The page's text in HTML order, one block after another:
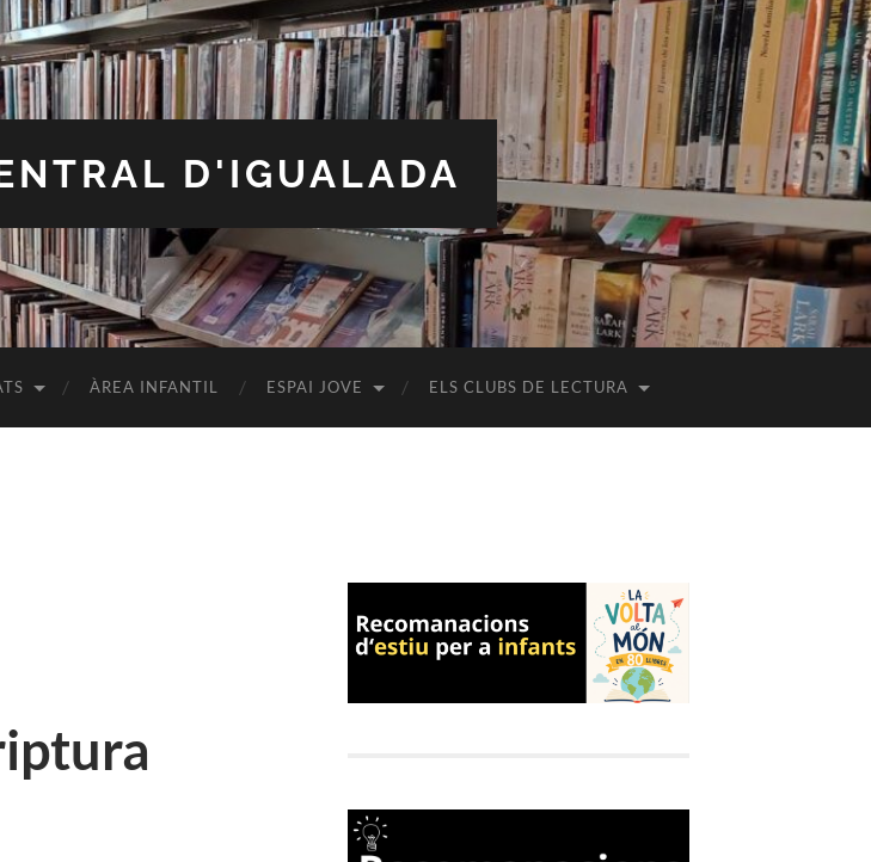
D'IGUALADA
ÀREA INFANTIL ESPAI JOVE ELS CLUBS DE LECTURA